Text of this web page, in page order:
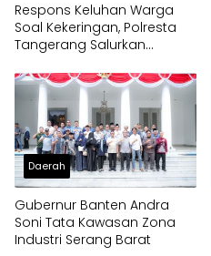
Respons Keluhan Warga
Soal Kekeringan, Polresta
Tangerang Salurkan
Panongan
Daerah
Gubernur Banten Andra
Soni Tata Kawasan Zona
Industri Serang Barat